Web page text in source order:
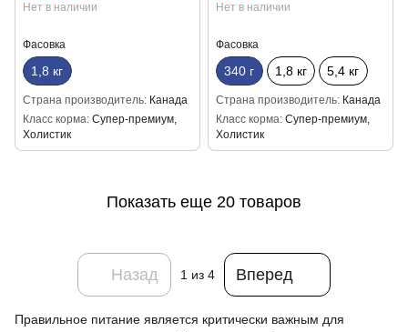
Нет в наличии
Фасовка
1,8 кг
Страна производитель Канада
Класс корма Супер-премиум,
Холистик
Нет в наличии
Фасовка
340 г 1,8 кг 5,4 кг
Страна производитель Канада
Класс корма Супер-премиум,
Холистик
Показать еще 20 товаров
Назад 1из 4 Вперед
Правильное питание является критически важным для